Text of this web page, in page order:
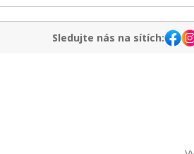
Sledujte nás na sítích: